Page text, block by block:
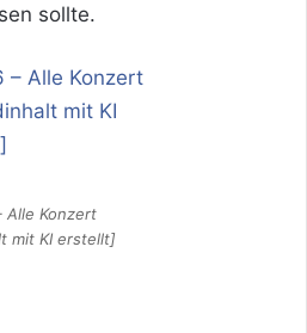
sollte.
Alle Konzert
mit KI erstellt]